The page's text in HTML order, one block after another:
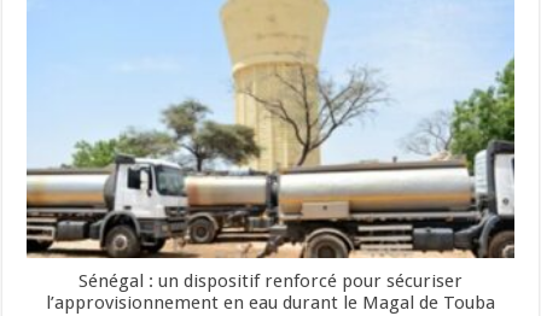
Sénégal : un dispositif renforcé pour sécuriser
l’approvisionnement en eau durant le Magal de Touba